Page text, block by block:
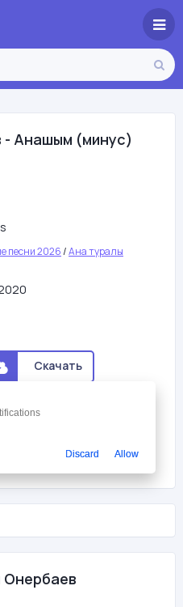
- Анашым (минус)
песни 2026/Ана туралы
Скачать
с битрейтом 128 kb/s и
Онербаев
Discard Allow